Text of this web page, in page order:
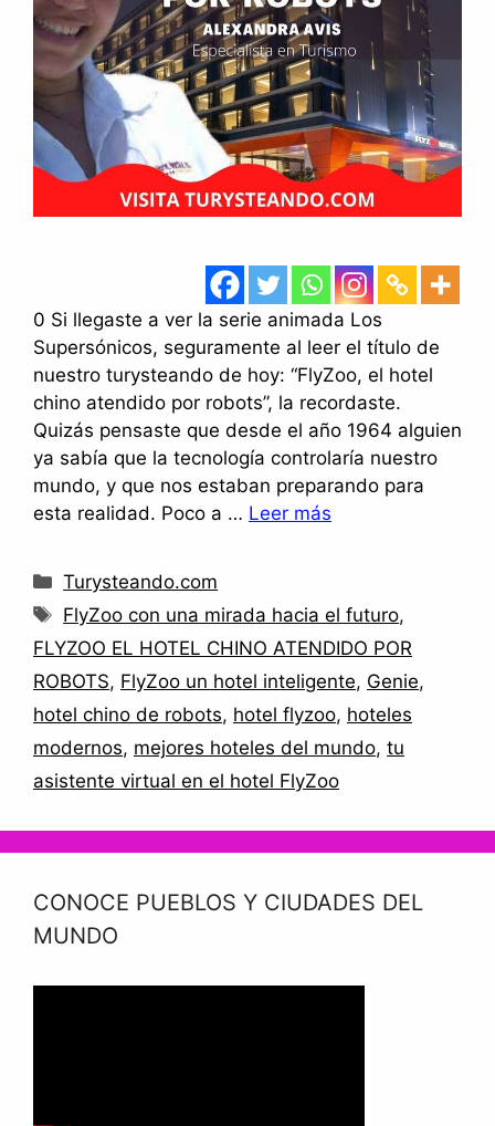
0 Si llegaste a ver la serie animada Los
Supersónicos, seguramente al leer el título de
nuestro turysteando de hoy: “FlyZoo, el hotel
chino atendido por robots”, la recordaste.
Quizás pensaste que desde el año 1964 alguien
ya sabía que la tecnología controlaría nuestro
mundo, y que nos estaban preparando para
esta realidad. Poco a … Leer más
Categorías
Turysteando.com
Etiquetas
FlyZoo con una mirada hacia el futuro,
FLYZOO EL HOTEL CHINO ATENDIDO POR
ROBOTS, FlyZoo un hotel inteligente, Genie,
hotel chino de robots, hotel flyzoo, hoteles
modernos, mejores hoteles del mundo, tu
asistente virtual en el hotel FlyZoo
CONOCE PUEBLOS Y CIUDADES DEL
MUNDO